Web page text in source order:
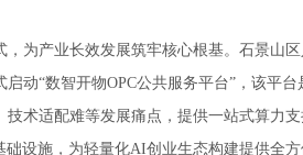
为产业长效发展筑牢核心根基。石景山
动“数智开物OPC公共服务平台”，该平
术适配难等发展痛点，提供一站式算力
设施，为轻量化AI创业生态构建提供全方